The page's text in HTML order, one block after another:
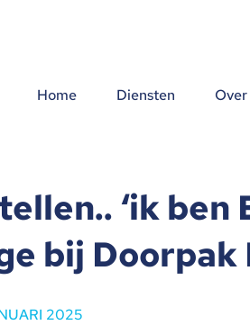
Home Diensten Over
‘ik ben
bij Doorpak
2025